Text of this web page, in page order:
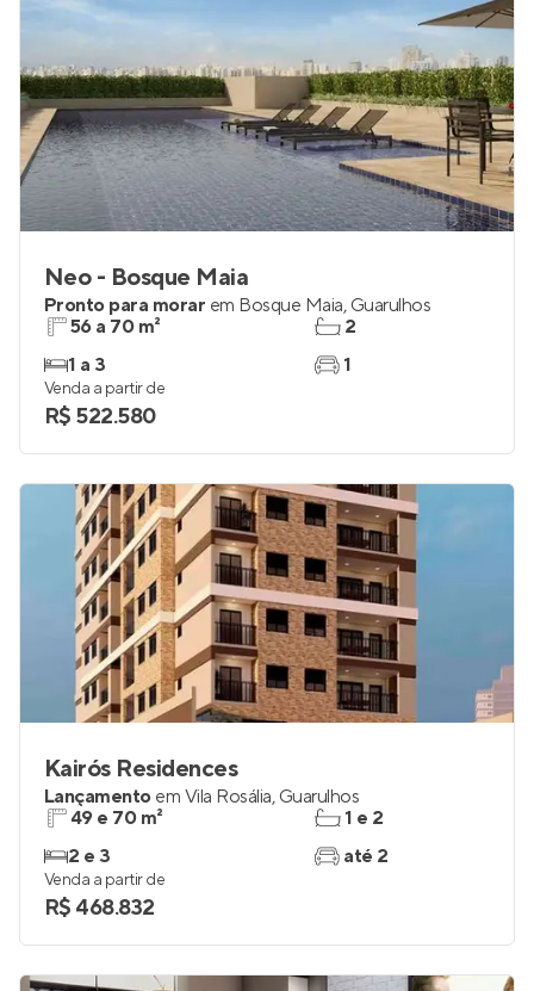
Neo - Bosque Maia
Pronto para morar em Bosque Maia, Guarulhos
56 a 70 m²
1 a 3
2
1
Venda a partir de
R$ 522.580
Kairós Residences
Lançamento em Vila Rosália, Guarulhos
49 e 70 m²
2 e 3
1 e 2
até 2
Venda a partir de
R$ 468.832